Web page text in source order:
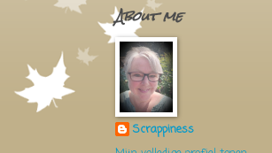
About me
Scrappiness